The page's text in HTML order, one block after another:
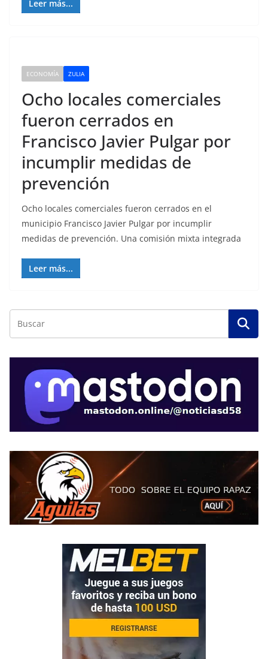
Leer más...
ECONOMÍA ZULIA
Ocho locales comerciales
fueron cerrados en
Francisco Javier Pulgar por
incumplir medidas de
prevención
Ocho locales comerciales fueron cerrados en el
municipio Francisco Javier Pulgar por incumplir
medidas de prevención. Una comisión mixta integrada
Leer más...